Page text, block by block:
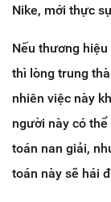
Nike, mới thực
Nếu thương hiệu
thì lòng trung
nhiên việc này
người này có
toán nan giải,
toán này sẽ hái